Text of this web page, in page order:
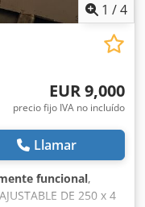
1 /4
EUR 9,000
precio fijo IVA no incluído
Llamar
funcional,
DE 250 x 4